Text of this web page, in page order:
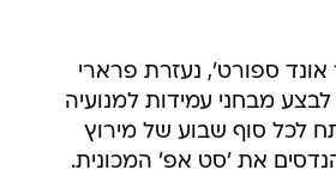
אונד ספורט', נעזרת פרארי
לכל סוף שבוע של מירוץ
את 'סט אפ' המכונית.
מורכב מנוע "טרי"
אינו מתאים ליכולתו.